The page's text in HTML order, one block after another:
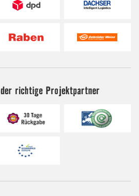
der richtige Projektpartner